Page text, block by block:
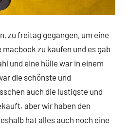
zu freitag gegangen, um eine
macbook zu kaufen und es gab
und eine hülle war in einem
die schönste und
auch die lustigste und
aber wir haben den
hat alles auch noch eine